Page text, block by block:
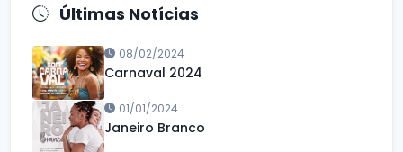
Últimas Notícias
08/02/2024
Carnaval 2024
01/01/2024
Janeiro Branco